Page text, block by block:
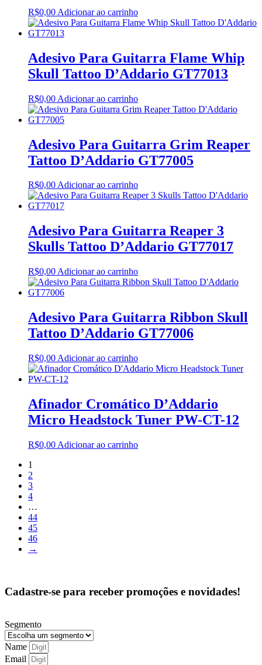
R$0,00 Adicionar ao carrinho
Adesivo Para Guitarra Flame Whip
Skull Tattoo D’Addario GT77013
R$0,00 Adicionar ao carrinho
Adesivo Para Guitarra Grim Reaper
Tattoo D’Addario GT77005
R$0,00Adicionar ao carrinho
Adesivo Para Guitarra Reaper 3
Skulls Tattoo D’Addario GT77017
R$0,00 Adicionar ao carrinho
Adesivo Para Guitarra Ribbon Skull
Tattoo D’Addario GT77006
R$0,00 Adicionar ao carrinho
Afinador Cromático D’Addario
Micro Headstock Tuner PW-CT-12
R$0,00 Adicionar ao carrinho
1
2
3
4
…
44
45
46
→
Cadastre-se para receber promoções e novidades!
Segmento
Name
Email